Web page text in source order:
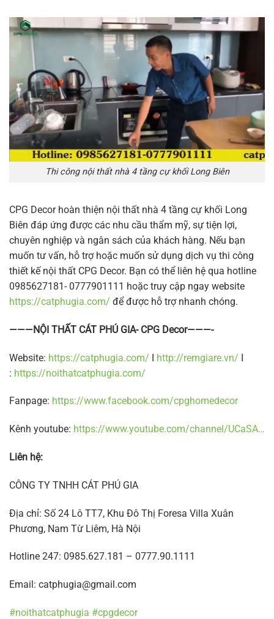
Thi công nội thất nhà 4 tầng cự khối Long Biên
CPG Decor hoàn thiện nội thất nhà 4 tầng cự khối Long
Biên đáp ứng được các nhu cầu thẩm mỹ, sự tiện lợi,
chuyên nghiệp và ngân sách của khách hàng. Nếu bạn
muốn tư vấn, hỗ trợ hoặc muốn sử dụng dịch vụ thi công
thiết kế nội thất CPG Decor. Bạn có thể liên hệ qua hotline
0985627181- 0777901111 hoặc truy cập ngay website
https://catphugia.com/ để được hỗ trợ nhanh chóng.
———NỘI THẤT CÁT PHÚ GIA- CPG Decor———-
Website: https://catphugia.com/ I http://remgiare.vn/ I
: https://noithatcatphugia.com/
Fanpage: https://www.facebook.com/cpghomedecor
Kênh youtube: https://www.youtube.com/channel/UCaSA…
Liên hệ:
CÔNG TY TNHH CÁT PHÚ GIA
Địa chỉ: Số 24 Lô TT7, Khu Đô Thị Foresa Villa Xuân
Phương, Nam Từ Liêm, Hà Nội
Hotline 247: 0985.627.181 – 0777.90.1111
Email: catphugia@gmail.com
#noithatcatphugia #cpgdecor